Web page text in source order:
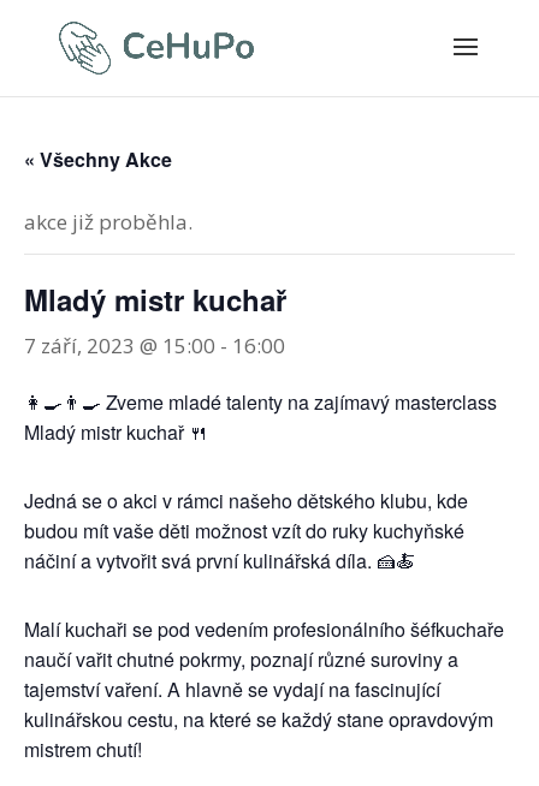
« Všechny Akce
akce již proběhla.
Mladý mistr kuchař
7 září, 2023 @ 15:00 - 16:00
👩‍🍳👨‍🍳 Zveme mladé talenty na zajímavý masterclass
Mladý mistr kuchař 🍴
Jedná se o akci v rámci našeho dětského klubu, kde
budou mít vaše děti možnost vzít do ruky kuchyňské
náčiní a vytvořit svá první kulinářská díla. 🍰🍝
Malí kuchaři se pod vedením profesionálního šéfkuchaře
naučí vařit chutné pokrmy, poznají různé suroviny a
tajemství vaření. A hlavně se vydají na fascinující
kulinářskou cestu, na které se každý stane opravdovým
mistrem chutí!